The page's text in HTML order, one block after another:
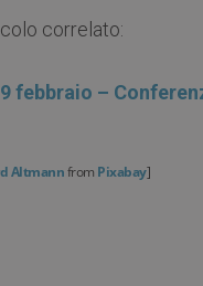
correlato:
febbraio –
Altmannfrom Pixabay]